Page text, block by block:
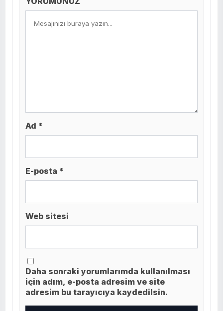
Ad *
E-posta *
Web sitesi
Daha sonraki yorumlarımda kullanılması
için adım, e-posta adresim ve site
adresim bu tarayıcıya kaydedilsin.